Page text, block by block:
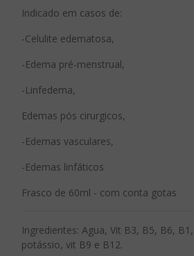
Indicado em casos de:
-Celulite edematosa,
-Edema pré-menstrual,
-Linfedema,
Edemas pós cirurgicos,
-Edemas vasculares,
-Edemas linfáticos
Frasco de 60ml - com conta gotas
Ingredientes: Agua, Vit B3, B5, B6,
potássio, vit B9 e B12.